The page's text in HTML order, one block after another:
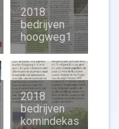
2018
bedrijven
hoogweg1
2018
bedrijven
komindekas